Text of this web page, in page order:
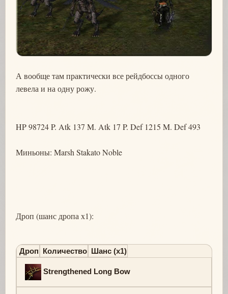
А вообще там практически все рейдбоссы одного
левела и на одну рожу.
HP 98724 P. Atk 137 M. Atk 17 P. Def 1215 M. Def 493
Миньоны: Marsh Stakato Noble
Дроп (шанс дропа х1):
Дроп Количество Шанс (х1)
Strengthened Long Bow